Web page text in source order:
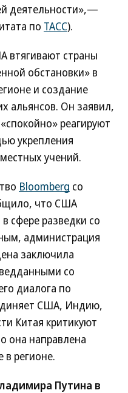
деятельности»,—
по ТАСС).
втягивают страны
обстановки» в
и создание
альянсов. Он заявил,
реагируют
укрепления
учений.
Bloomberg со
что США
сфере разведки со
администрация
заключила
со
диалога по
США, Индию,
Китая критикуют
она направлена
в регионе.
Путина в